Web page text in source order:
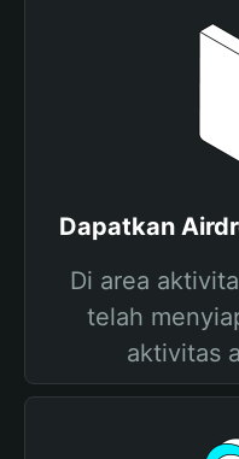
Dapatkan
Di area
telah
aktivitas